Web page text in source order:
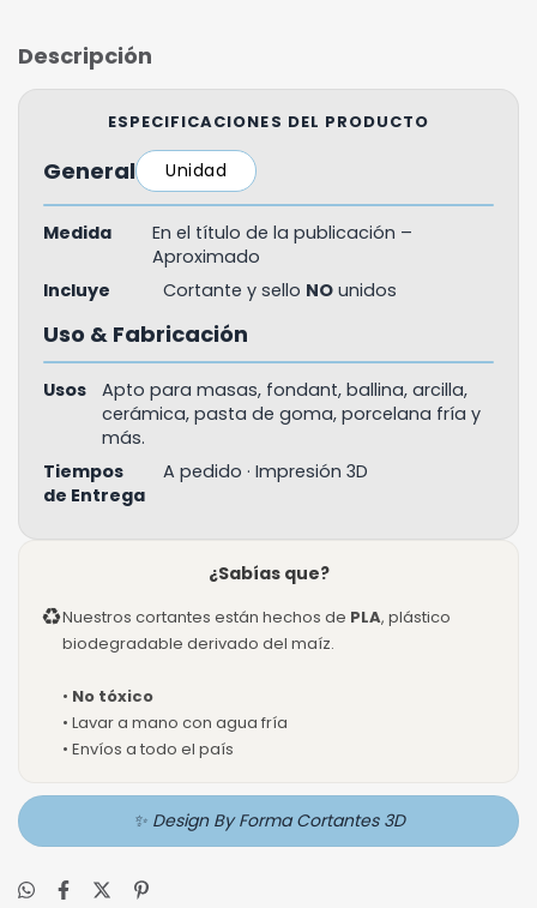
Descripción
ESPECIFICACIONES DEL PRODUCTO
General Unidad
Medida
En el título de la publicación –
Aproximado
Incluye
Cortante y sello NO unidos
Uso & Fabricación
Usos
Apto para masas, fondant, ballina, arcilla,
cerámica, pasta de goma, porcelana fría y
más.
Tiempos
de Entrega
A pedido · Impresión 3D
¿Sabías que?
♻Nuestros cortantes están hechos de PLA, plástico
biodegradable derivado del maíz.
• No tóxico
• Lavar a mano con agua fría
• Envíos a todo el país
✨ Design By Forma Cortantes 3D